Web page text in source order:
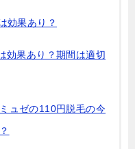
効果あり？
効果あり？期間は適切
ュゼの110円脱毛の今